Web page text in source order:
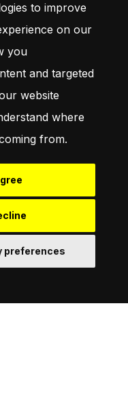
to improve
on our
you
and targeted
website
where
from.
preferences
les dernières mises à